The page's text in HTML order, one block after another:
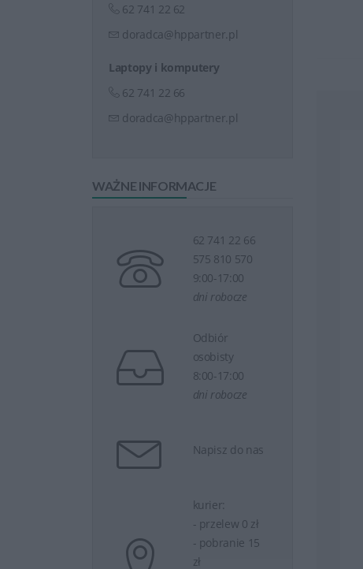
62 741 22 62
doradca@hppartner.pl
Laptopy i komputery
62 741 22 66
doradca@hppartner.pl
WAŻNE INFORMACJE
62 741 22 66
575 810 570
9:00-17:00
dni robocze
Odbiór
osobisty
8:00-17:00
dni robocze
Napisz do nas
kurier:
- przelew 0 zł
- pobranie 15
zł